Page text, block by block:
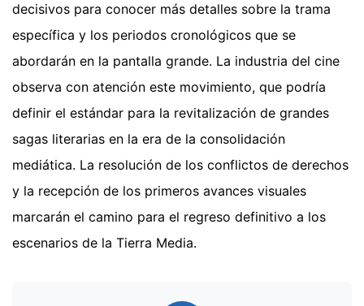
decisivos para conocer más detalles sobre la trama
específica y los periodos cronológicos que se
abordarán en la pantalla grande. La industria del cine
observa con atención este movimiento, que podría
definir el estándar para la revitalización de grandes
sagas literarias en la era de la consolidación
mediática. La resolución de los conflictos de derechos
y la recepción de los primeros avances visuales
marcarán el camino para el regreso definitivo a los
escenarios de la Tierra Media.